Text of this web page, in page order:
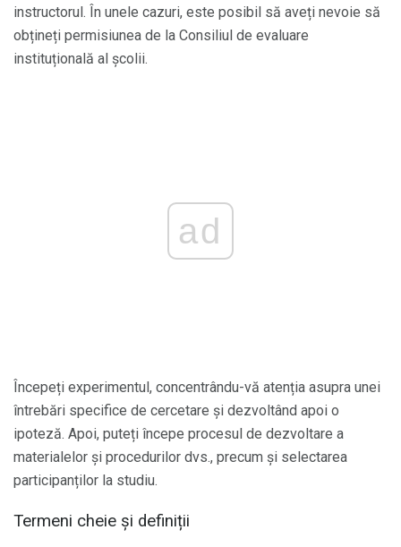
instructorul. În unele cazuri, este posibil să aveți nevoie să
obțineți permisiunea de la Consiliul de evaluare
instituțională al școlii.
ad
Începeți experimentul, concentrându-vă atenția asupra unei
întrebări specifice de cercetare și dezvoltând apoi o
ipoteză. Apoi, puteți începe procesul de dezvoltare a
materialelor și procedurilor dvs., precum și selectarea
participanților la studiu.
Termeni cheie și definiții